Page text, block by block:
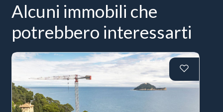
Alcuni immobili che
potrebbero interessarti